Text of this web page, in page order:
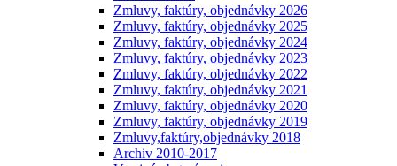
Zmluvy, faktúry, objednávky 2026
Zmluvy, faktúry, objednávky 2025
Zmluvy, faktúry, objednávky 2024
Zmluvy, faktúry, objednávky 2023
Zmluvy, faktúry, objednávky 2022
Zmluvy, faktúry, objednávky 2021
Zmluvy, faktúry, objednávky 2020
Zmluvy, faktúry, objednávky 2019
Zmluvy,faktúry,objednávky 2018
Archiv 2010-2017